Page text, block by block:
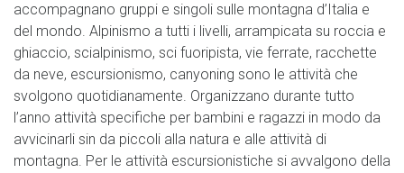
accompagnano gruppi e singoli sulle montagna d’Italia e
del mondo. Alpinismo a tutti i livelli, arrampicata su roccia e
ghiaccio, scialpinismo, sci fuoripista, vie ferrate, racchette
da neve, escursionismo, canyoning sono le attività che
svolgono quotidianamente. Organizzano durante tutto
l’anno attività specifiche per bambini e ragazzi in modo da
avvicinarli sin da piccoli alla natura e alle attività di
montagna. Per le attività escursionistiche si avvalgono della